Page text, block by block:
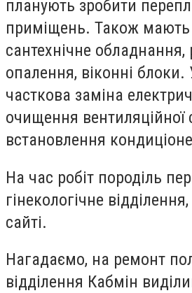
планують зробити
приміщень. Також мають
сантехнічне обладнання,
опалення, віконні блоки.
часткова заміна
очищення вентиляційної
встановлення
На час робіт породіль
гінекологічне
сайті.
Нагадаємо, на ремонт
відділення Кабмін